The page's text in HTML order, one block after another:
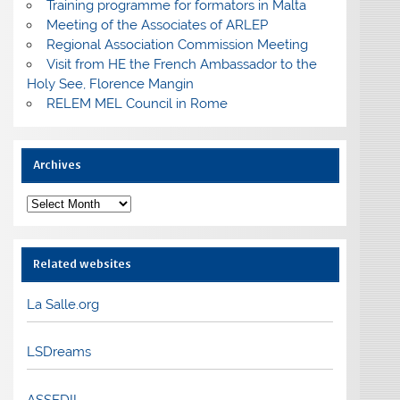
Training programme for formators in Malta
Meeting of the Associates of ARLEP
Regional Association Commission Meeting
Visit from HE the French Ambassador to the
Holy See, Florence Mangin
RELEM MEL Council in Rome
Archives
Archives
Related websites
La Salle.org
LSDreams